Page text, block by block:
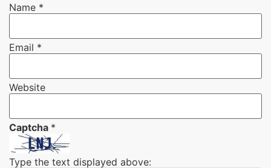
Name *
Email *
Website
Captcha *
Type the text displayed above: